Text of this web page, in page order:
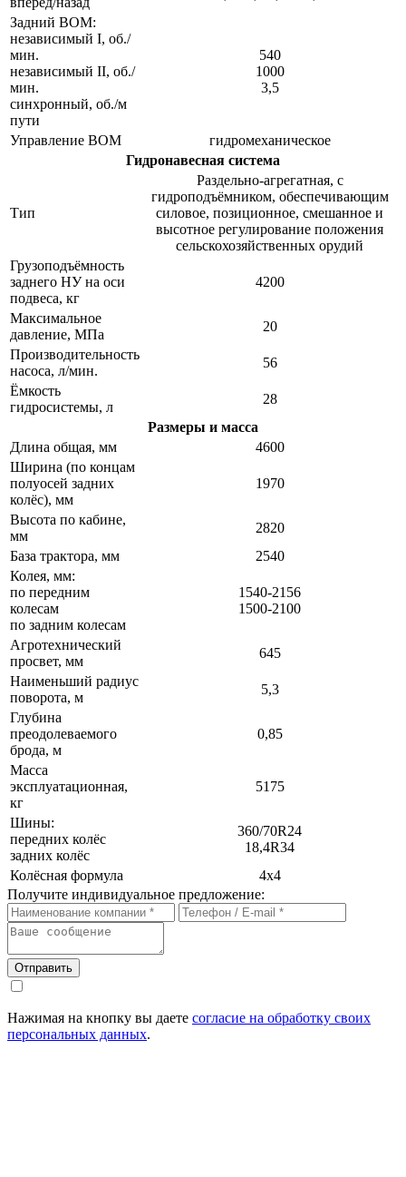
Задний ВОМ:
независимый I, об./
мин.
независимый II, об./
мин.
синхронный, об./м
пути
540
1000
3,5
Управление ВОМ
гидромеханическое
Гидронавесная система
Тип
Раздельно-агрегатная, с
гидроподъёмником, обеспечивающим
силовое, позиционное, смешанное и
высотное регулирование положения
сельскохозяйственных орудий
Грузоподъёмность
заднего НУ на оси
подвеса, кг
4200
Максимальное
давление, МПа
20
Производительность
насоса, л/мин.
56
Ёмкость
гидросистемы, л
28
Размеры и масса
Длина общая, мм
4600
Ширина (по концам
полуосей задних
колёс), мм
1970
Высота по кабине,
мм
2820
База трактора, мм
2540
Колея, мм:
по передним
колесам
по задним колесам
1540-2156
1500-2100
Агротехнический
просвет, мм
645
Наименьший радиус
поворота, м
5,3
Глубина
преодолеваемого
брода, м
0,85
Масса
эксплуатационная,
кг
5175
Шины:
передних колёс
задних колёс
360/70R24
18,4R34
Колёсная формула
4х4
Получите индивидуальное предложение:
Отправить
Нажимая на кнопку вы даете согласие на обработку своих
персональных данных.